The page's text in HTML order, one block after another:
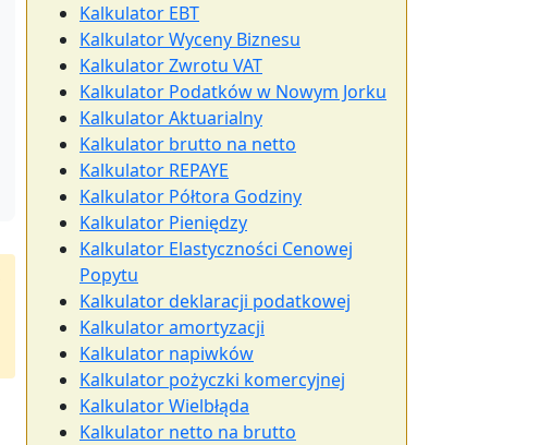
Kalkulator EBT
Kalkulator Wyceny Biznesu
Kalkulator Zwrotu VAT
Kalkulator Podatków w Nowym Jorku
Kalkulator Aktuarialny
Kalkulator brutto na netto
Kalkulator REPAYE
Kalkulator Półtora Godziny
Kalkulator Pieniędzy
Kalkulator Elastyczności Cenowej
Popytu
Kalkulator deklaracji podatkowej
Kalkulator amortyzacji
Kalkulator napiwków
Kalkulator pożyczki komercyjnej
Kalkulator Wielbłąda
Kalkulator netto na brutto